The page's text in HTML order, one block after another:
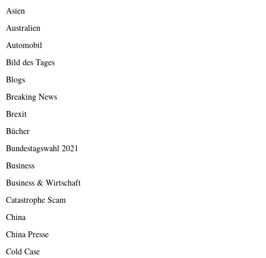
Asien
Australien
Automobil
Bild des Tages
Blogs
Breaking News
Brexit
Bücher
Bundestagswahl 2021
Business
Business & Wirtschaft
Catastrophe Scam
China
China Presse
Cold Case